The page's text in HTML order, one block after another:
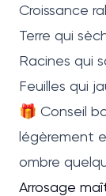
Croissance
Terre qui
Racines qui
Feuilles qui
🎁 Conseil
légèrement
ombre
Arrosage